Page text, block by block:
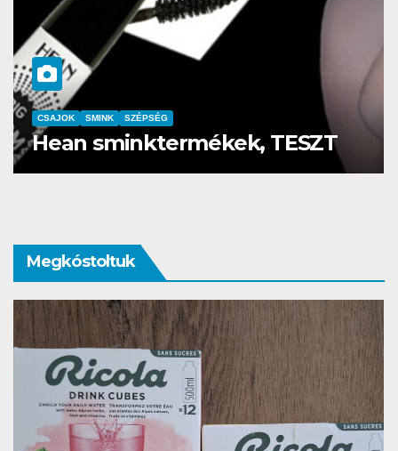
CSAJOK
Szemöldök laminálás-az meg
mi?
Megkóstoltuk